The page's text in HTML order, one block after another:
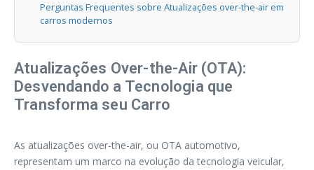
Perguntas Frequentes sobre Atualizações over-the-air em
carros modernos
Atualizações Over-the-Air (OTA):
Desvendando a Tecnologia que
Transforma seu Carro
As atualizações over-the-air, ou OTA automotivo,
representam um marco na evolução da tecnologia veicular,